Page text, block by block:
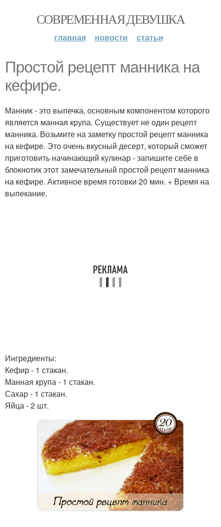
СОВРЕМЕННАЯ ДЕВУШКА
главная новости статьи
Простой рецепт манника на
кефире.
Манник - это выпечка, основным компонентом которого
является манная крупа. Существует не один рецепт
манника. Возьмите на заметку простой рецепт манника
на кефире. Это очень вкусный десерт, который сможет
приготовить начинающий кулинар - запишите себе в
блокнотик этот замечательный простой рецепт манника
на кефире. Активное время готовки 20 мин. + Время на
выпекание.
Ингредиенты:
Кефир - 1 стакан.
Манная крупа - 1 стакан.
Сахар - 1 стакан.
Яйца - 2 шт.